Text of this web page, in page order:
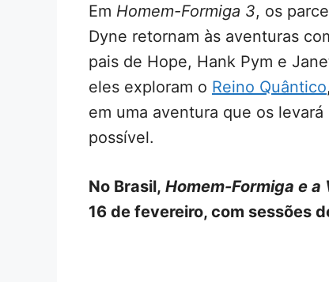
Em Homem-Formiga 3, os
Dyne retornam às aventuras
pais de Hope, Hank Pym e
eles exploram o Reino Quântico
em uma aventura que os
possível.
No Brasil, Homem-Formiga e a
16 de fevereiro, com sessões